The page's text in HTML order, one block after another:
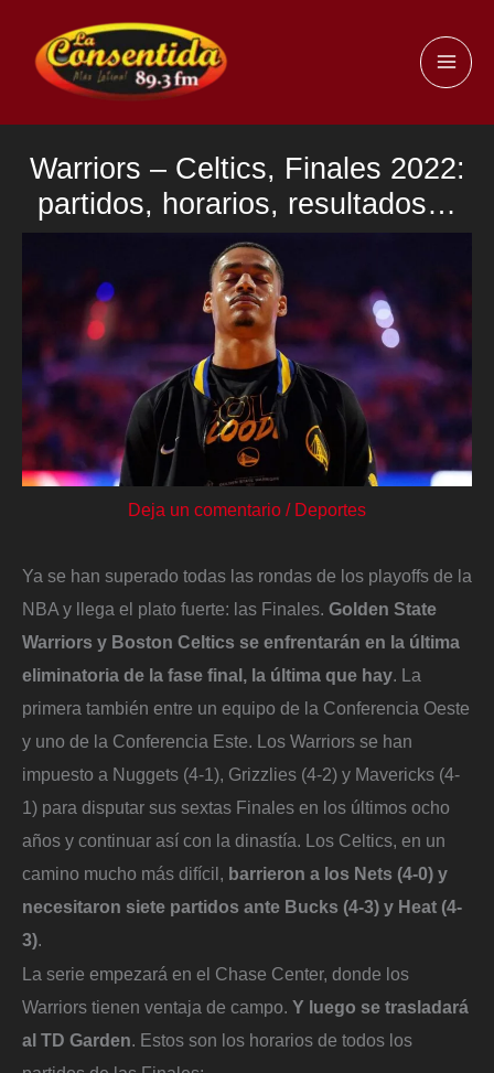
contenido
Warriors – Celtics, Finales 2022:
partidos, horarios, resultados…
Deja un comentario / Deportes
Ya se han superado todas las rondas de los playoffs de la
NBA y llega el plato fuerte: las Finales. Golden State
Warriors y Boston Celtics se enfrentarán en la última
eliminatoria de la fase final, la última que hay. La
primera también entre un equipo de la Conferencia Oeste
y uno de la Conferencia Este. Los Warriors se han
impuesto a Nuggets (4-1), Grizzlies (4-2) y Mavericks (4-
1) para disputar sus sextas Finales en los últimos ocho
años y continuar así con la dinastía. Los Celtics, en un
camino mucho más difícil, barrieron a los Nets (4-0) y
necesitaron siete partidos ante Bucks (4-3) y Heat (4-
3).
La serie empezará en el Chase Center, donde los
Warriors tienen ventaja de campo. Y luego se trasladará
al TD Garden. Estos son los horarios de todos los